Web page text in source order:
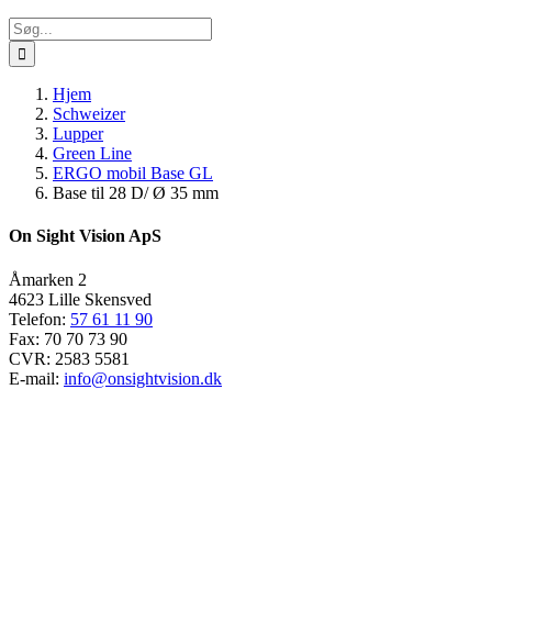
Søg
efter:
Hjem
Schweizer
Lupper
Green Line
ERGO mobil Base GL
Base til 28 D/ Ø 35 mm
On Sight Vision ApS
Åmarken 2
4623 Lille Skensved
Telefon: 57 61 11 90
Fax: 70 70 73 90
CVR: 2583 5581
E-mail: info@onsightvision.dk